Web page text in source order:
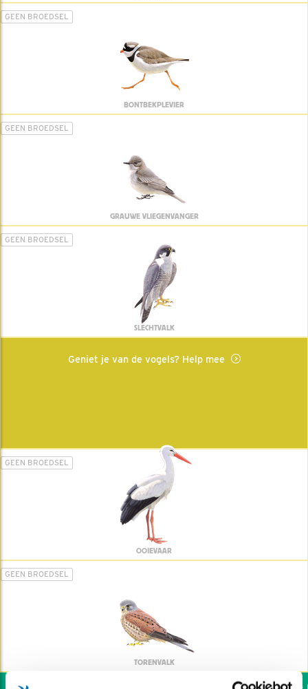
GEEN BROEDSEL
BONTBEKPLEVIER
GEEN BROEDSEL
GRAUWE VLIEGENVANGER
GEEN BROEDSEL
SLECHTVALK
Geniet je van de vogels? Help mee
GEEN BROEDSEL
OOIEVAAR
GEEN BROEDSEL
TORENVALK